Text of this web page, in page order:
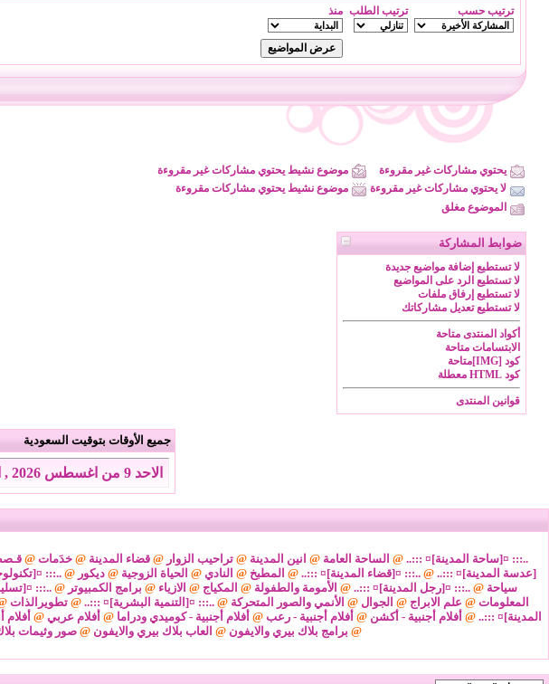
ترتيب حسب ترتيب الطلب منذ
يحتوي مشاركات غير مقروءة
موضوع نشيط يحتوي مشاركات غير مقروءة
لا يحتوي مشاركات غير مقروءة
موضوع نشيط يحتوي مشاركات مقروءة
الموضوع مغلق
ضوابط المشاركة
لا تستطيع إضافة مواضيع جديدة
لا تستطيع الرد على المواضيع
لا تستطيع إرفاق ملفات
لا تستطيعتعديل مشاركاتك
أكواد المنتدى متاحة
الابتسامات متاحة
كود [IMG]
متاحة
كود HTML
معطلة
قوانين المنتدى
جميع الأوقات بتوقيت السعودية
الاحد 9 من اغسطس 2026 , الساعة الان 10:45:53 صباحاً.
..::: ¤[ساحة المدينة]¤ :::.. @ الساحة العامة @ انين المدينة @تراحيب الزوار @قضاء المدينة @خدَمات @
[عدسة المدينة]¤ :::.. @ ..::: ¤[قضاء المدينة]¤ :::.. @ المطبخ @ النادي @ الحياة الزوجية @ ديكور @
..:::
سياحة @..::: ¤[رجل المدينة]¤ :::.. @ الأمومة والطفولة @ المكياج @ الازياء @ برامج الكمبيوتر @
..:::
المعلومات @ علم الابراج @ الجوال @ الأنمي والصور المتحركة @..::: ¤[التنمية البشرية]¤ :::.. @تطويرالذات
المدينة]¤ :::.. @ أفلام أجنبية - أكشن @ أفلام أجنبية - رعب @ أفلام أجنبية - كوميدي ودراما @ أفلام عربي @
@ برامج بلاك بيري والايفون @ العاب بلاك بيري والايفون @صور وثيمات